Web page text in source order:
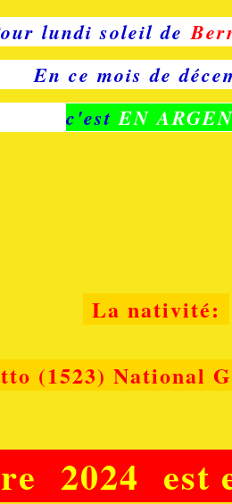
lundi soleil de
En ce mois de
c'estEN
La nativité:
(1523) National
2024 ​est